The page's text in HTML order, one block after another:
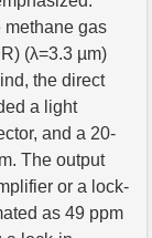
methane gas
(λ=3.3 µm)
the direct
a light
and a 20-
The output
or a lock-
as 49 ppm